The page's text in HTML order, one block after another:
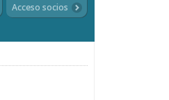
Acceso socios